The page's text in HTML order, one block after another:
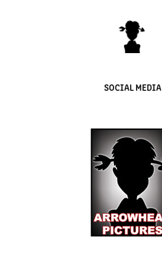
SOCIAL MEDIA